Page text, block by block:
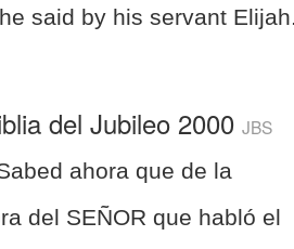
said by his servant Elijah.
del Jubileo 2000JBS
ahora que de la
del SEÑOR que habló el